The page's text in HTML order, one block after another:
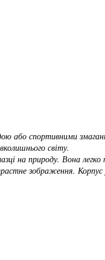
або спортивними
світу.
на природу. Вона легко
зображення. Корпус